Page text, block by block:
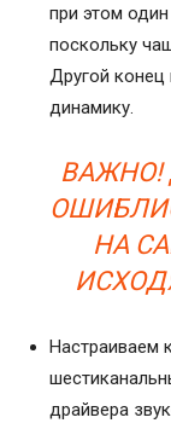
при этом
поскольку
Другой
динамику.
ВАЖНО!
НА
Настраиваем
драйвера